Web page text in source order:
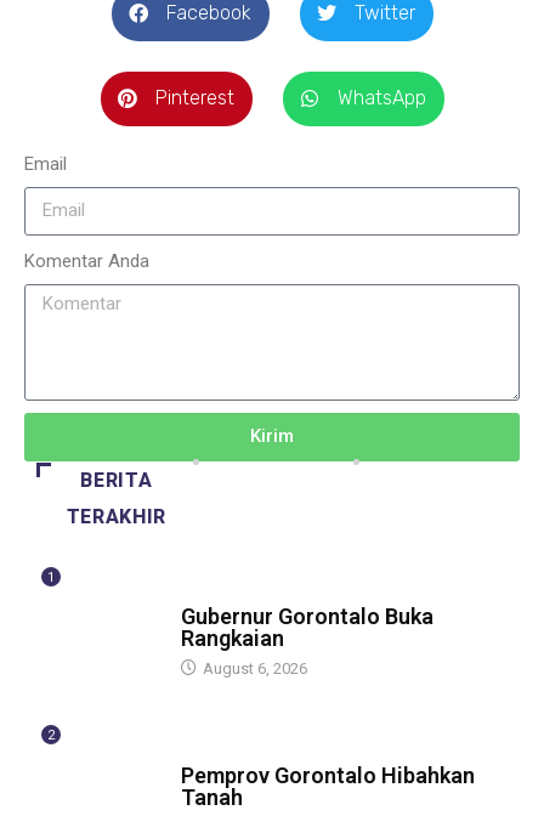
Facebook Twitter
Pinterest WhatsApp
Email
Komentar Anda
Kirim
BERITA
TERAKHIR
1
Gubernur Gorontalo Buka
Rangkaian
August 6, 2026
2
Pemprov Gorontalo Hibahkan
Tanah